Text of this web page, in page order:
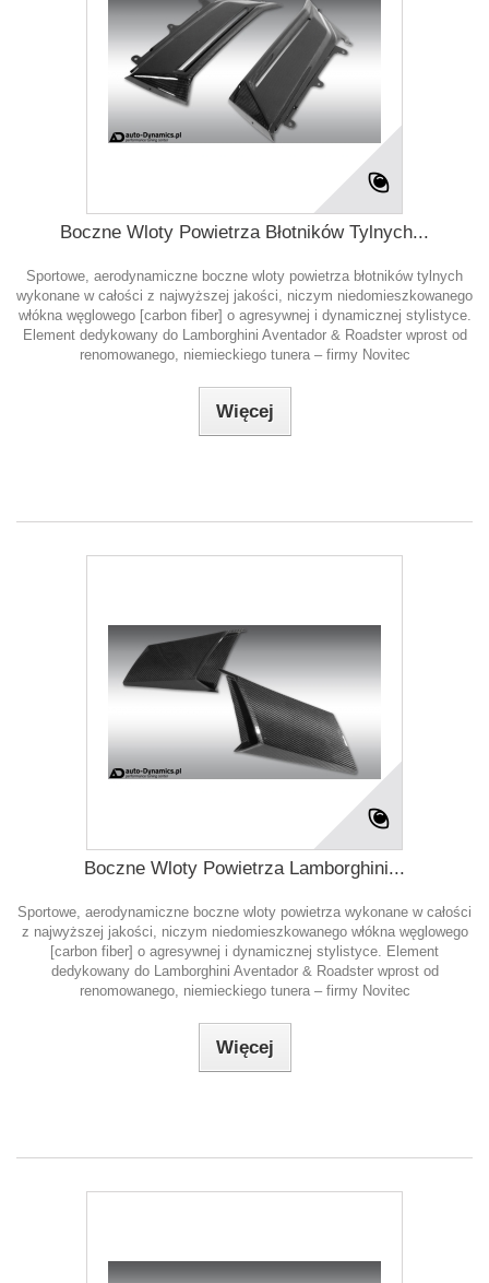
Boczne Wloty Powietrza Błotników Tylnych...
Sportowe, aerodynamiczne boczne wloty powietrza błotników tylnych
wykonane w całości z najwyższej jakości, niczym niedomieszkowanego
włókna węglowego [carbon fiber] o agresywnej i dynamicznej stylistyce.
Element dedykowany do Lamborghini Aventador & Roadster wprost od
renomowanego, niemieckiego tunera – firmy Novitec
Więcej
Boczne Wloty Powietrza Lamborghini...
Sportowe, aerodynamiczne boczne wloty powietrza wykonane w całości
z najwyższej jakości, niczym niedomieszkowanego włókna węglowego
[carbon fiber] o agresywnej i dynamicznej stylistyce. Element
dedykowany do Lamborghini Aventador & Roadster wprost od
renomowanego, niemieckiego tunera – firmy Novitec
Więcej